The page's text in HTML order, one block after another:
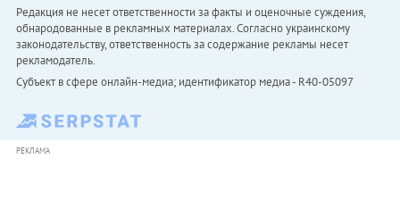
Редакция не несет ответственности за факты и оценочные суждения,
обнародованные в рекламных материалах. Согласно украинскому
законодательству, ответственность за содержание рекламы несет
рекламодатель.
Субъект в сфере онлайн-медиа; идентификатор медиа - R40-05097
РЕКЛАМА